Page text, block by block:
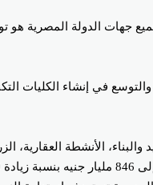
جهات الدولة المصرية هو
في إنشاء الكليات
الأنشطة العقارية،